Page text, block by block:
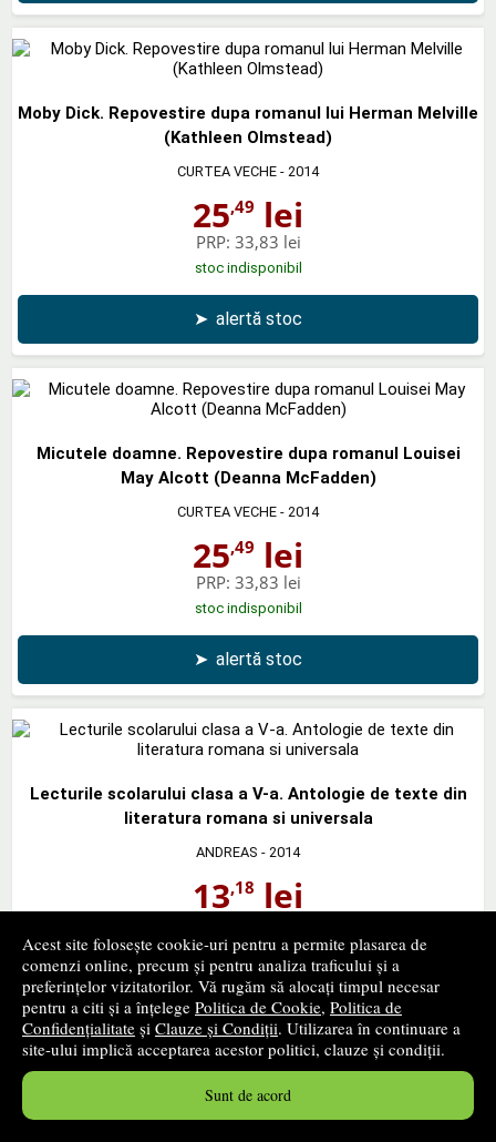
Acest site folosește cookie-uri pentru a permite plasarea de
comenzi online, precum și pentru analiza traficului și a
preferințelor vizitatorilor. Vă rugăm să alocați timpul necesar
pentru a citi și a înțelege Politica de Cookie, Politica de
Confidențialitate și Clauze și Condiții. Utilizarea în continuare a
site-ului implică acceptarea acestor politici, clauze și condiții.
Sunt de acord
Moby Dick. Repovestire dupa romanul lui Herman Melville
(Kathleen Olmstead)
CURTEA VECHE - 2014
25,49 lei
PRP: 33,83 lei
stoc indisponibil
➤ alertă stoc
Micutele doamne. Repovestire dupa romanul Louisei
May Alcott (Deanna McFadden)
CURTEA VECHE - 2014
25,49 lei
PRP: 33,83 lei
stoc indisponibil
➤ alertă stoc
Lecturile scolarului clasa a V-a. Antologie de texte din
literatura romana si universala
ANDREAS - 2014
13,18 lei
stoc indisponibil
➤ alertă stoc
Soimii - Mihail Sadoveanu